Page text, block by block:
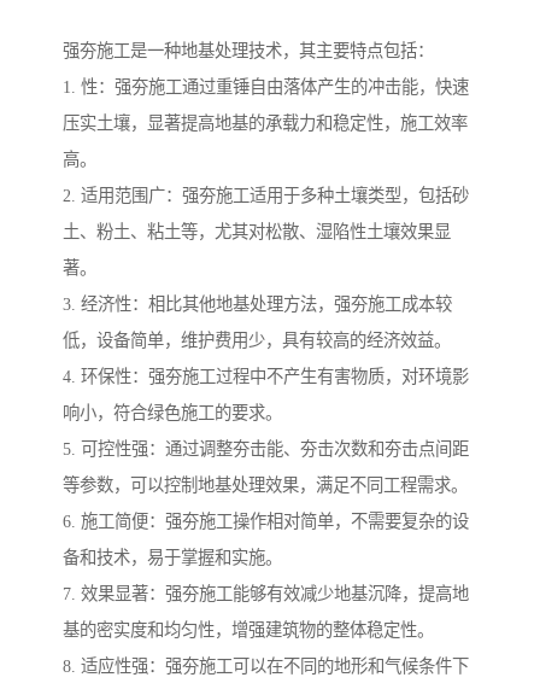
强夯施工是一种地基处理技术，其主要特点包括：
1. 性：强夯施工通过重锤自由落体产生的冲击能，快速
压实土壤，显著提高地基的承载力和稳定性，施工效率
高。
2. 适用范围广：强夯施工适用于多种土壤类型，包括砂
土、粉土、粘土等，尤其对松散、湿陷性土壤效果显
著。
3. 经济性：相比其他地基处理方法，强夯施工成本较
低，设备简单，维护费用少，具有较高的经济效益。
4. 环保性：强夯施工过程中不产生有害物质，对环境影
响小，符合绿色施工的要求。
5. 可控性强：通过调整夯击能、夯击次数和夯击点间距
等参数，可以控制地基处理效果，满足不同工程需求。
6. 施工简便：强夯施工操作相对简单，不需要复杂的设
备和技术，易于掌握和实施。
7. 效果显著：强夯施工能够有效减少地基沉降，提高地
基的密实度和均匀性，增强建筑物的整体稳定性。
8. 适应性强：强夯施工可以在不同的地形和气候条件下